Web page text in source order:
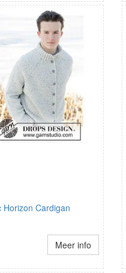
Horizon Cardigan
Meer info